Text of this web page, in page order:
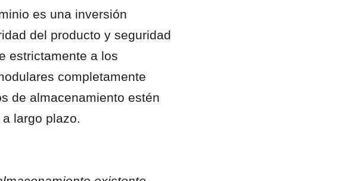
es una inversión
del producto y seguridad
estrictamente a los
completamente
de almacenamiento estén
largo plazo.